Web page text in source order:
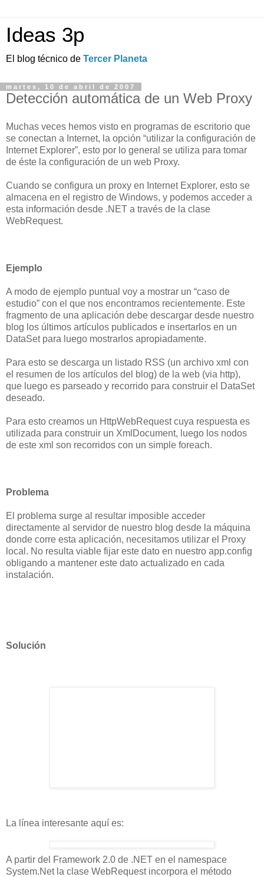
Ideas 3p
El blog técnico de Tercer Planeta
martes, 10 de abril de 2007
Detección automática de un Web Proxy
Muchas veces hemos visto en programas de escritorio que
se conectan a Internet, la opción “utilizar la configuración de
Internet Explorer”, esto por lo general se utiliza para tomar
de éste la configuración de un web Proxy.
Cuando se configura un proxy en Internet Explorer, esto se
almacena en el registro de Windows, y podemos acceder a
esta información desde .NET a través de la clase
WebRequest.
Ejemplo
A modo de ejemplo puntual voy a mostrar un “caso de
estudio” con el que nos encontramos recientemente. Este
fragmento de una aplicación debe descargar desde nuestro
blog los últimos artículos publicados e insertarlos en un
DataSet para luego mostrarlos apropiadamente.
Para esto se descarga un listado RSS (un archivo xml con
el resumen de los artículos del blog) de la web (via http),
que luego es parseado y recorrido para construir el DataSet
deseado.
Para esto creamos un HttpWebRequest cuya respuesta es
utilizada para construir un XmlDocument, luego los nodos
de este xml son recorridos con un simple foreach.
Problema
El problema surge al resultar imposible acceder
directamente al servidor de nuestro blog desde la máquina
donde corre esta aplicación, necesitamos utilizar el Proxy
local. No resulta viable fijar este dato en nuestro app.config
obligando a mantener este dato actualizado en cada
instalación.
Solución
La línea interesante aquí es:
A partir del Framework 2.0 de .NET en el namespace
System.Net la clase WebRequest incorpora el método